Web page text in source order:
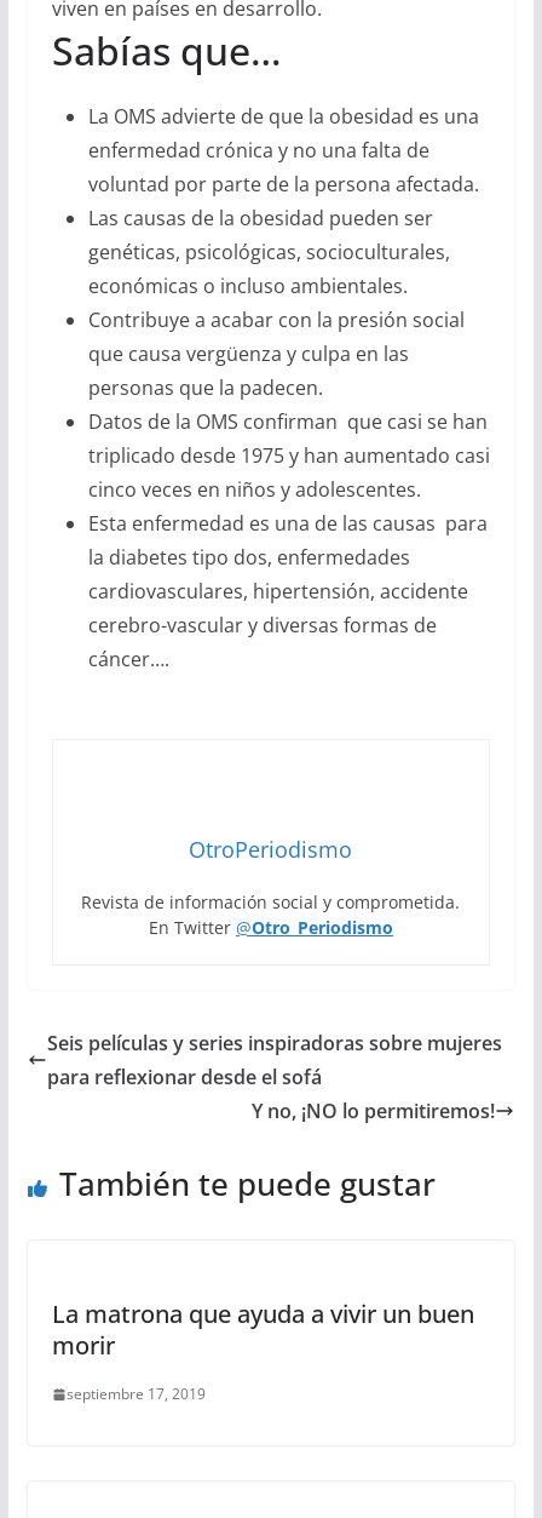
viven en países en desarrollo.
Sabías que…
La OMS advierte de que la obesidad es una
enfermedad crónica y no una falta de
voluntad por parte de la persona afectada.
Las causas de la obesidad pueden ser
genéticas, psicológicas, socioculturales,
económicas o incluso ambientales.
Contribuye a acabar con la presión social
que causa vergüenza y culpa en las
personas que la padecen.
Datos de la OMS confirman que casi se han
triplicado desde 1975 y han aumentado casi
cinco veces en niños y adolescentes.
Esta enfermedad es una de las causas para
la diabetes tipo dos, enfermedades
cardiovasculares, hipertensión, accidente
cerebro-vascular y diversas formas de
cáncer….
OtroPeriodismo
Revista de información social y comprometida.
En Twitter @Otro_Periodismo
Seis películas y series inspiradoras sobre mujeres
para reflexionar desde el sofá
Y no, ¡NO lo permitiremos!
También te puede gustar
La matrona que ayuda a vivir un buen
morir
septiembre 17, 2019